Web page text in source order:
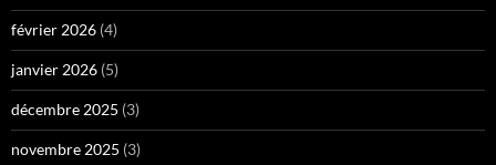
février 2026 (4)
janvier 2026 (5)
décembre 2025 (3)
novembre 2025 (3)